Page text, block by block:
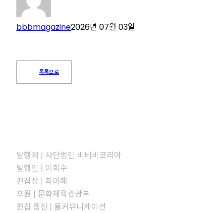
bbbmagazine2026년 07월 03일
목록으로
발행처 | 사단법인 비비비코리아
발행인 | 이희수
편집장 | 최미혜
후원 | 문화체육관광부
편집·웹진 | 율커뮤니케이션